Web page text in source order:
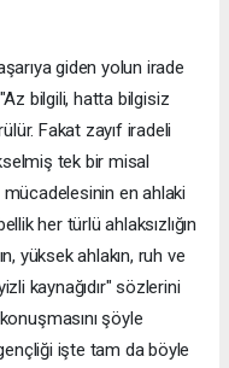
giden yolun irade
bilgili, hatta bilgisiz
Fakat zayıf iradeli
tek bir misal
en ahlaki
her türlü ahlaksızlığın
yüksek ahlakın, ruh ve
kaynağıdır" sözlerini
şöyle
işte tam da böyle